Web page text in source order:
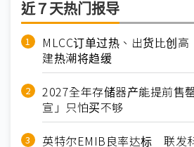
近７天热门报导
MLCC订单过热、出货比创
建热潮将趋缓
2027全年存储器产能提前
宣」只怕买不够
英特尔EMIB良率达标 联发